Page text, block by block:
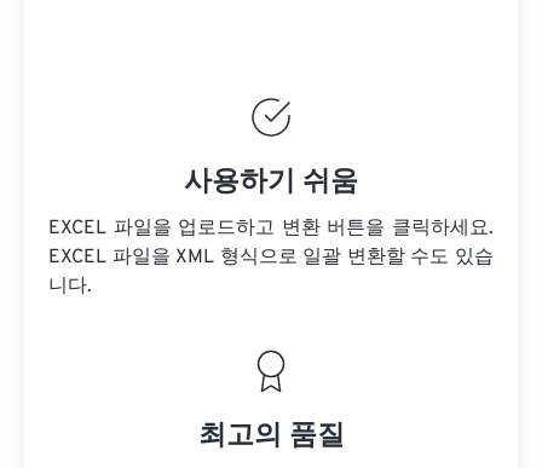
사용하기 쉬움
EXCEL 파일을 업로드하고 변환 버튼을 클릭하세요.
EXCEL 파일을 XML 형식으로 일괄 변환할 수도 있습
니다.
최고의 품질